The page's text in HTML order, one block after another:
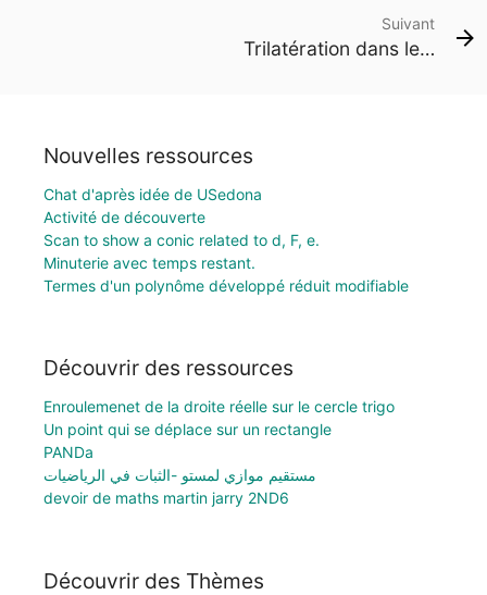
Suivant
Trilatération dans le plan
Nouvelles ressources
Chat d'après idée de USedona
Activité de découverte
Scan to show a conic related to d, F, e.
Minuterie avec temps restant.
Termes d'un polynôme développé réduit modifiable
Découvrir des ressources
Enroulemenet de la droite réelle sur le cercle trigo
Un point qui se déplace sur un rectangle
PANDa
مستقيم موازي لمستو -الثبات في الرياضيات
devoir de maths martin jarry 2ND6
Découvrir des Thèmes